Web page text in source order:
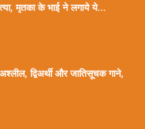
मृतका के भाई ने लगाये ये...
द्विअर्थी और जातिसूचक गाने,